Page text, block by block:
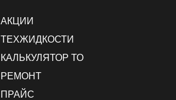
АКЦИИ
ТЕХЖИДКОСТИ
КАЛЬКУЛЯТОР ТО
РЕМОНТ
ПРАЙС